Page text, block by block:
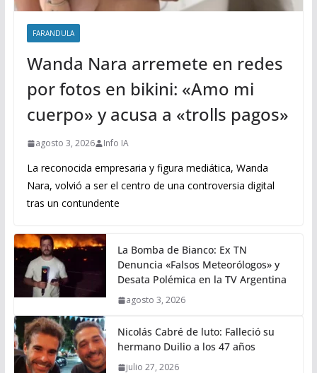
FARANDULA
Wanda Nara arremete en redes
por fotos en bikini: «Amo mi
cuerpo» y acusa a «trolls pagos»
agosto 3, 2026 Info IA
La reconocida empresaria y figura mediática, Wanda
Nara, volvió a ser el centro de una controversia digital
tras un contundente
La Bomba de Bianco: Ex TN
Denuncia «Falsos Meteorólogos» y
Desata Polémica en la TV Argentina
agosto 3, 2026
Nicolás Cabré de luto: Falleció su
hermano Duilio a los 47 años
julio 27, 2026